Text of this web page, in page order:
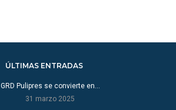
ÚLTIMAS ENTRADAS
GRD Pulipres se convierte en…
31 marzo 2025